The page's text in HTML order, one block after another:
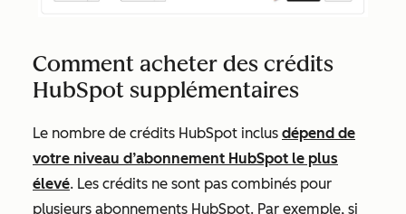
Comment acheter des crédits
HubSpot supplémentaires
Le nombre de crédits HubSpot inclus dépend de
votre niveau d’abonnement HubSpot le plus
élevé. Les crédits ne sont pas combinés pour
plusieurs abonnements HubSpot. Par exemple, si